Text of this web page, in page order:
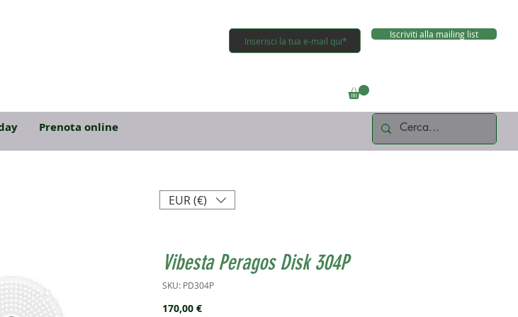
Prenota online
Iscriviti alla mailing list
Vibesta Peragos Disk 304P
SKU: PD304P
170,00 €Prezzo
EUR (€)